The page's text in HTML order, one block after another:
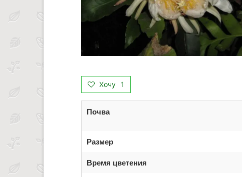
Хочу 1
Почва
Размер
Время цветения